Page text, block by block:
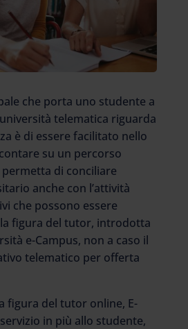
che porta uno studente a
telematica riguarda
è di essere facilitato nello
su un percorso
di conciliare
anche con l’attività
che possono essere
figura del tutor, introdotta
e-Campus, non a caso il
telematico per offerta
figura del tutor online, E-
in più allo studente,